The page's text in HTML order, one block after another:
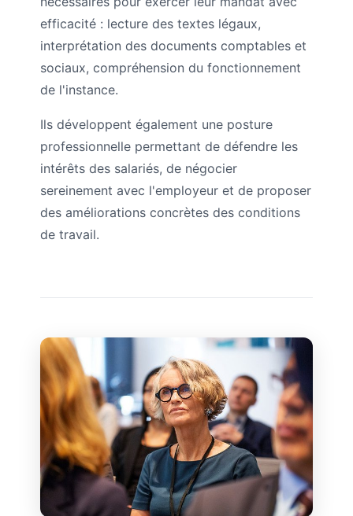
efficacité : lecture des textes légaux,
interprétation des documents comptables et
sociaux, compréhension du fonctionnement
de l'instance.
Ils développent également une posture
professionnelle permettant de défendre les
intérêts des salariés, de négocier
sereinement avec l'employeur et de proposer
des améliorations concrètes des conditions
de travail.